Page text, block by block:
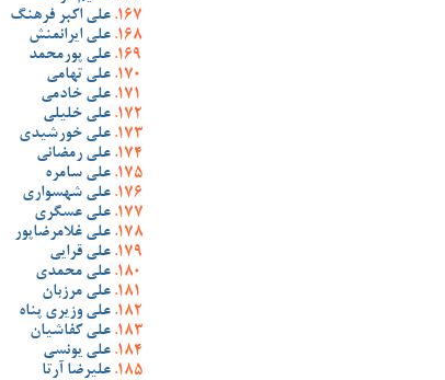
علی اکبر فرهنگ
علی ایرانمنش
علی پورمحمد
علی تهامی
علی خادمی
علی خلیلی
علی خورشیدی
علی رمضانی
علی سامره
علی شهسواری
علی عسگری
علی غلامرضاپور
علی قرایی
علی محمدی
علی مرزبان
علی وزیری پناه
علی کفاشیان
علی یونسی
علیرضا آرتا